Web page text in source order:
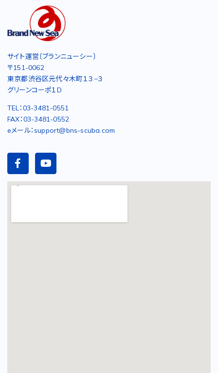
サイト運営〔ブランニューシー〕
〒151-0062
東京都渋谷区元代々木町１３−３
グリーンコーポ１D
TEL：03-3481-0551
FAX：03-3481-0552
eメール：support@bns-scuba.com